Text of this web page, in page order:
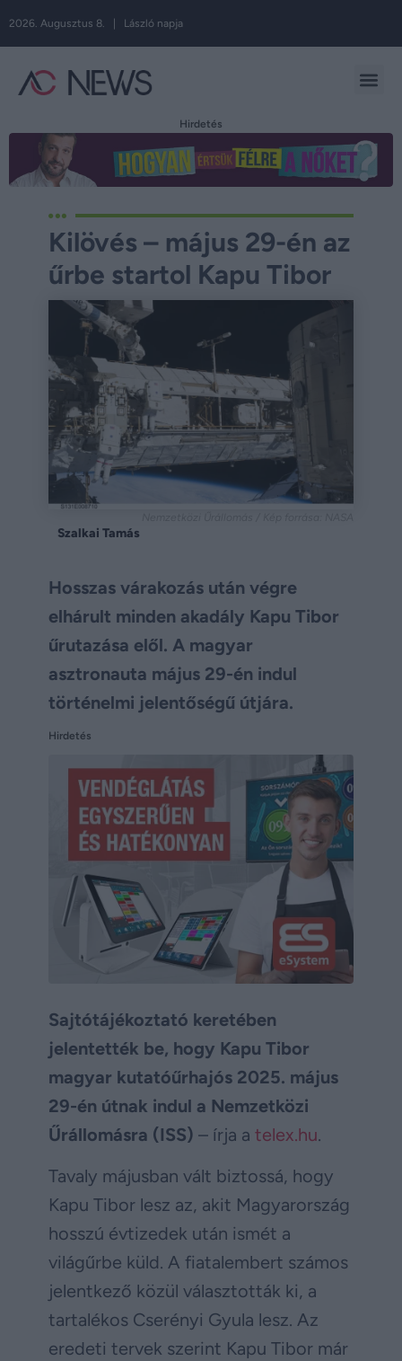
2026. Augusztus 8. | László napja
Hirdetés
Kilövés – május 29-én az
űrbe startol Kapu Tibor
Szalkai Tamás
Hosszas várakozás után végre
elhárult minden akadály Kapu Tibor
űrutazása elől. A magyar
asztronauta május 29-én indul
történelmi jelentőségű útjára.
Hirdetés
Sajtótájékoztató keretében
jelentették be, hogy Kapu Tibor
magyar kutatóűrhajós 2025. május
29-én útnak indul a Nemzetközi
Űrállomásra (ISS) – írja a telex.hu.
Tavaly májusban vált biztossá, hogy
Kapu Tibor lesz az, akit Magyarország
hosszú évtizedek után ismét a
világűrbe küld. A fiatalembert számos
jelentkező közül választották ki, a
tartalékos Cserényi Gyula lesz. Az
eredeti tervek szerint Kapu Tibor már